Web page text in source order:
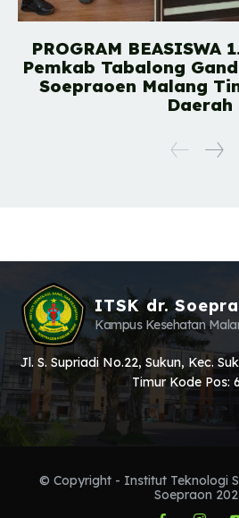
PROGRAM BEASISWA
Pemkab Tabalong
Soepraoen Malang
Daerah
ITSK dr.
Kampus Kesehatan
Jl. S. Supriadi No.22, Sukun, Kec.
Timur Kode Pos:
© Copyright - Institut Teknologi
Soepraon